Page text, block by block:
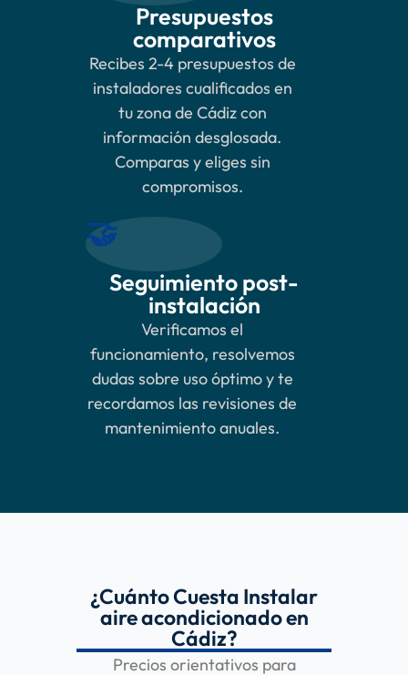
Presupuestos
comparativos
Recibes 2-4 presupuestos de
instaladores cualificados en
tu zona de Cádiz con
información desglosada.
Comparas y eliges sin
compromisos.
🤝
Seguimiento post-
instalación
Verificamos el
funcionamiento, resolvemos
dudas sobre uso óptimo y te
recordamos las revisiones de
mantenimiento anuales.
¿Cuánto Cuesta Instalar
aire acondicionado en
Cádiz?
Precios orientativos para